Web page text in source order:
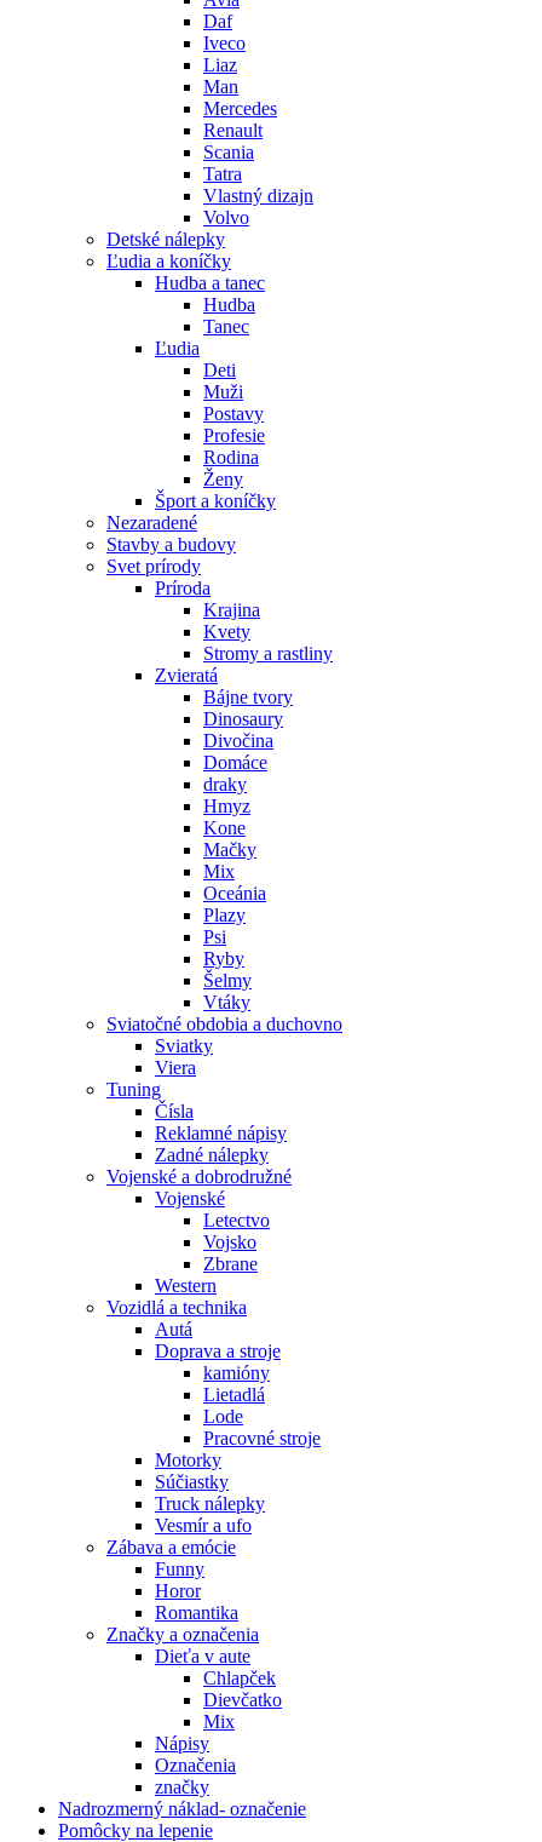
Daf
Iveco
Liaz
Man
Mercedes
Renault
Scania
Tatra
Vlastný dizajn
Volvo
Detské nálepky
Ľudia a koníčky
Hudba a tanec
Hudba
Tanec
Ľudia
Deti
Muži
Postavy
Profesie
Rodina
Ženy
Šport a koníčky
Nezaradené
Stavby a budovy
Svet prírody
Príroda
Krajina
Kvety
Stromy a rastliny
Zvieratá
Bájne tvory
Dinosaury
Divočina
Domáce
draky
Hmyz
Kone
Mačky
Mix
Oceánia
Plazy
Psi
Ryby
Šelmy
Vtáky
Sviatočné obdobia a duchovno
Sviatky
Viera
Tuning
Čísla
Reklamné nápisy
Zadné nálepky
Vojenské a dobrodružné
Vojenské
Letectvo
Vojsko
Zbrane
Western
Vozidlá a technika
Autá
Doprava a stroje
kamióny
Lietadlá
Lode
Pracovné stroje
Motorky
Súčiastky
Truck nálepky
Vesmír a ufo
Zábava a emócie
Funny
Horor
Romantika
Značky a označenia
Dieťa v aute
Chlapček
Dievčatko
Mix
Nápisy
Označenia
značky
Nadrozmerný náklad- označenie
Pomôcky na lepenie